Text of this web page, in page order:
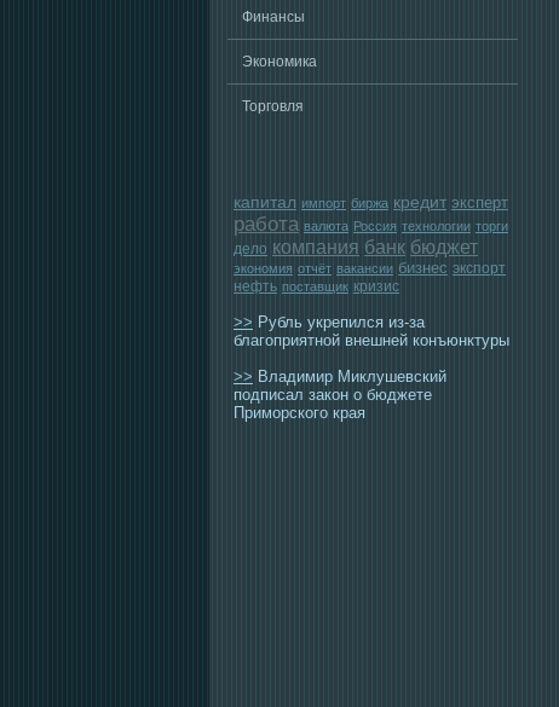
Финансы
Экономика
Торговля
капитал импорт биржа кредит эксперт
работа валюта Россия технологии торги
дело компания банк бюджет
экономия отчёт вакансии бизнес экспорт
нефть поставщик кризис
>> Рубль укрепился из-за
благоприятной внешней конъюнктуры
>> Владимир Миклушевский
подписал закон о бюджете
Приморского края